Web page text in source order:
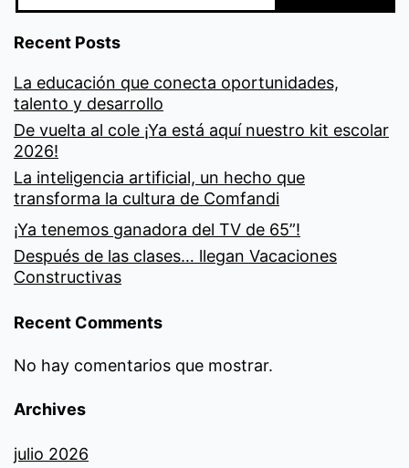
Recent Posts
La educación que conecta oportunidades,
talento y desarrollo
De vuelta al cole ¡Ya está aquí nuestro kit escolar
2026!
La inteligencia artificial, un hecho que
transforma la cultura de Comfandi
¡Ya tenemos ganadora del TV de 65”!
Después de las clases… llegan Vacaciones
Constructivas
Recent Comments
No hay comentarios que mostrar.
Archives
julio 2026